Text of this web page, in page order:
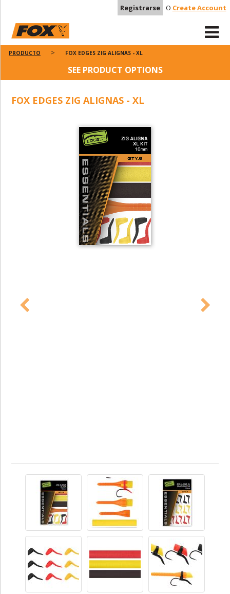
Registrarse O Create Account
PRODUCTO FOX EDGES ZIG ALIGNAS - XL
SEE PRODUCT OPTIONS
FOX EDGES ZIG ALIGNAS - XL